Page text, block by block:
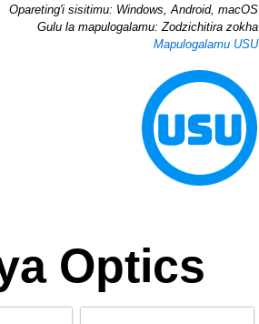
Opareting'i sisitimu: Windows, Android, macOS
Gulu la mapulogalamu:Zodzichitira zokha
Mapulogalamu USU
Optics